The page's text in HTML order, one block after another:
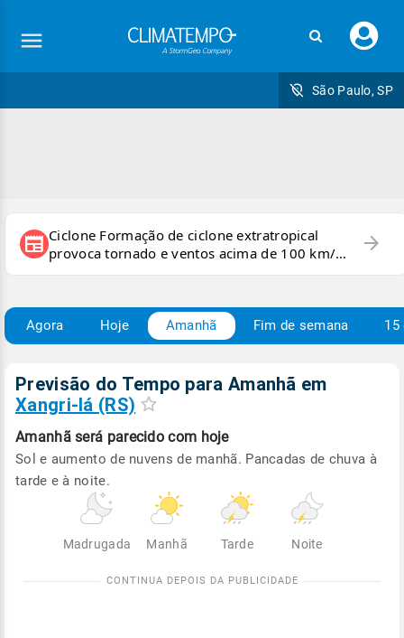
seu
São Paulo, SP
newspaper Ciclone Formação de ciclone extratropical
provoca tornado e ventos acima de 100 km/h
no RS
arrow_forward
Agora Hoje Amanhã Fim de semana 15
Previsão do Tempo para Amanhã em
Xangri-lá (RS)
Amanhã será parecido com hoje
Sol e aumento de nuvens de manhã. Pancadas de chuva à
tarde e à noite.
Madrugada Manhã Tarde Noite